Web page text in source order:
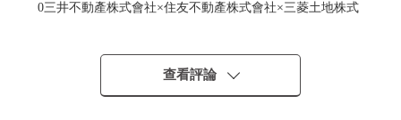
0三井不動產株式會社×住友不動產株式會社×三菱土地株式
0清水建設株式會社×株式會社大林組×大成建設株式會社×
株式會社鹿島建設其他施工
0在廣尾佇立的Vintage Mansion
查看評論